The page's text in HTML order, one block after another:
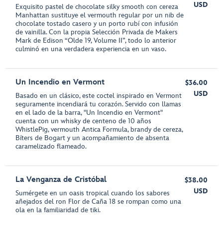
Exquisito pastel de chocolate silky smooth con cereza
Manhattan sustituye el vermouth regular por un nib de
chocolate tostado casero y un porto rubí con infusión
de vainilla. Con la propia Selección Privada de Makers
Mark de Edison “Olde 19, Volume II”, todo lo anterior
culminó en una verdadera experiencia en un vaso.
USD
Un Incendio en Vermont
Basado en un clásico, este coctel inspirado en Vermont
seguramente incendiará tu corazón. Servido con llamas
en el lado de la barra, "Un Incendio en Vermont"
cuenta con un whisky de centeno de 10 años
WhistlePig, vermouth Antica Formula, brandy de cereza,
Bíters de Bogart y un acompañamiento de absenta
caramelizado flameado.
$36.00
USD
La Venganza de Cristóbal
Sumérgete en un oasis tropical cuando los sabores
añejados del ron Flor de Caña 18 se rompan como una
ola en la familiaridad de tiki.
$38.00
USD